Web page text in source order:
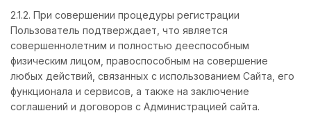
2.1.2. При совершении процедуры регистрации
Пользователь подтверждает, что является
совершеннолетним и полностью дееспособным
физическим лицом, правоспособным на совершение
любых действий, связанных с использованием Сайта, его
функционала и сервисов, а также на заключение
соглашений и договоров с Администрацией сайта.